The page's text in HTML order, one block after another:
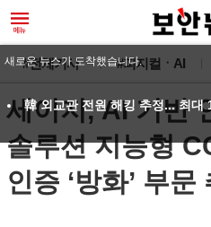
#전체기사 #피지컬ㆍAI
세이지, AI 기반
솔루션 지능형
인증 ‘방화’ 부문
새로운 뉴스가 도착했습니다.
韓 외교관 전원 해킹 추정... 최대